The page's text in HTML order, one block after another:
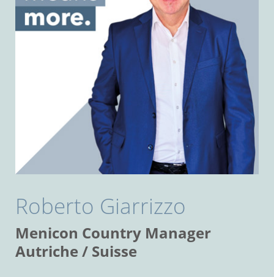
Roberto Giarrizzo
Menicon Country Manager
Autriche / Suisse